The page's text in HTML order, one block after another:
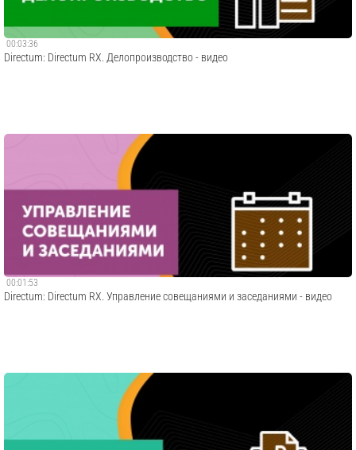
00:03:36
Directum: Directum RX. Делопроизводство - видео
00:01:53
Directum: Directum RX. Управление совещаниями и заседаниями - видео